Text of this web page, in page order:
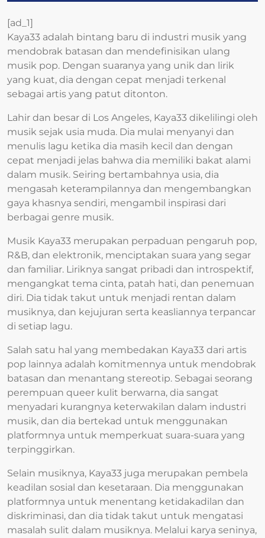
[ad_1]
Kaya33 adalah bintang baru di industri musik yang
mendobrak batasan dan mendefinisikan ulang
musik pop. Dengan suaranya yang unik dan lirik
yang kuat, dia dengan cepat menjadi terkenal
sebagai artis yang patut ditonton.
Lahir dan besar di Los Angeles, Kaya33 dikelilingi oleh
musik sejak usia muda. Dia mulai menyanyi dan
menulis lagu ketika dia masih kecil dan dengan
cepat menjadi jelas bahwa dia memiliki bakat alami
dalam musik. Seiring bertambahnya usia, dia
mengasah keterampilannya dan mengembangkan
gaya khasnya sendiri, mengambil inspirasi dari
berbagai genre musik.
Musik Kaya33 merupakan perpaduan pengaruh pop,
R&B, dan elektronik, menciptakan suara yang segar
dan familiar. Liriknya sangat pribadi dan introspektif,
mengangkat tema cinta, patah hati, dan penemuan
diri. Dia tidak takut untuk menjadi rentan dalam
musiknya, dan kejujuran serta keasliannya terpancar
di setiap lagu.
Salah satu hal yang membedakan Kaya33 dari artis
pop lainnya adalah komitmennya untuk mendobrak
batasan dan menantang stereotip. Sebagai seorang
perempuan queer kulit berwarna, dia sangat
menyadari kurangnya keterwakilan dalam industri
musik, dan dia bertekad untuk menggunakan
platformnya untuk memperkuat suara-suara yang
terpinggirkan.
Selain musiknya, Kaya33 juga merupakan pembela
keadilan sosial dan kesetaraan. Dia menggunakan
platformnya untuk menentang ketidakadilan dan
diskriminasi, dan dia tidak takut untuk mengatasi
masalah sulit dalam musiknya. Melalui karya seninya,